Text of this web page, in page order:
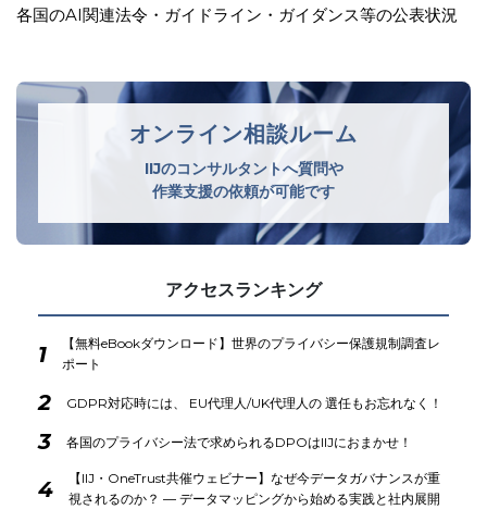
【更新】EUがAI法一部改正を採択
オンライン相談ルーム
IIJのコンサルタントへ質問や
作業支援の依頼が可能です
アクセスランキング
1
【無料eBookダウンロード】世界のプライバシー保護規制調査レ
ポート
2 GDPR対応時には、 EU代理人/UK代理人の 選任もお忘れなく！
3 各国のプライバシー法で求められるDPOはIIJにおまかせ！
4
【IIJ・OneTrust共催ウェビナー】なぜ今データガバナンスが重
視されるのか？ ― データマッピングから始める実践と社内展開